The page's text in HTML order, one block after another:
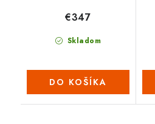
Skladom
€347
DO KOŠÍKA